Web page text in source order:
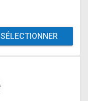
SÉLECTIONNER